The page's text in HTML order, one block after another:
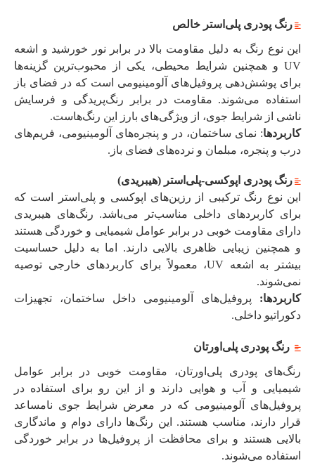
رنگ پودری پلی‌استر خالص
این نوع رنگ به دلیل مقاومت بالا در برابر نور خورشید و اشعه
UV و همچنین شرایط محیطی، یکی از محبوب‌ترین گزینه‌ها
برای پوشش‌دهی پروفیل‌های آلومینیومی است که در فضای باز
استفاده می‌شوند. مقاومت در برابر رنگ‌پریدگی و فرسایش
ناشی از شرایط جوی، از ویژگی‌های بارز این رنگ‌هاست.
کاربردها: نمای ساختمان، در و پنجره‌های آلومینیومی، فریم‌های
درب و پنجره، مبلمان و نرده‌های فضای باز.
رنگ پودری اپوکسی-پلی‌استر (هیبریدی)
این نوع رنگ ترکیبی از رزین‌های اپوکسی و پلی‌استر است که
برای کاربردهای داخلی مناسب‌تر می‌باشد. رنگ‌های هیبریدی
دارای مقاومت خوبی در برابر عوامل شیمیایی و خوردگی هستند
و همچنین زیبایی ظاهری بالایی دارند. اما به دلیل حساسیت
بیشتر به اشعه UV، معمولاً برای کاربردهای خارجی توصیه
نمی‌شوند.
کاربردها: پروفیل‌های آلومینیومی داخل ساختمان، تجهیزات
دکوراتیو داخلی.
رنگ پودری پلی‌اورتان
رنگ‌های پودری پلی‌اورتان، مقاومت خوبی در برابر عوامل
شیمیایی و آب و هوایی دارند و از این رو برای استفاده در
پروفیل‌های آلومینیومی که در معرض شرایط جوی نامساعد
قرار دارند، مناسب هستند. این رنگ‌ها دارای دوام و ماندگاری
بالایی هستند و برای محافظت از پروفیل‌ها در برابر خوردگی
استفاده می‌شوند.